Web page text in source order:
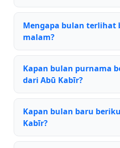
Mengapa bulan terlihat
malam?
Kapan bulan purnama
dari Abū Kabīr?
Kapan bulan baru
Kabīr?